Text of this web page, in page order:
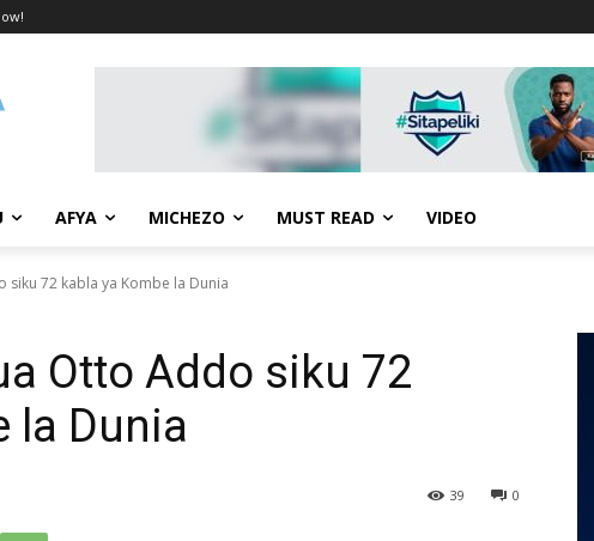
AFYA MICHEZO MUST READ VIDEO
siku 72 kabla ya Kombe la Dunia
Otto Addo siku 72
la Dunia
0
39